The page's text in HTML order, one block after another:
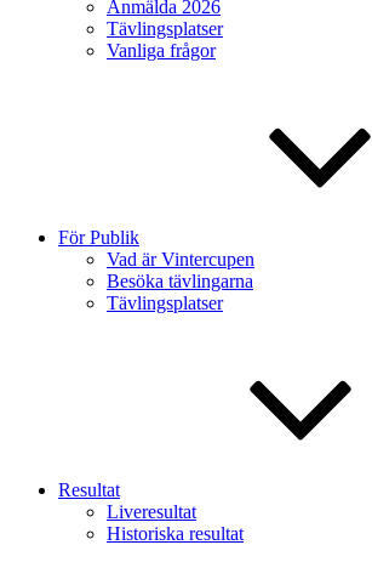
Anmälda 2026
Tävlingsplatser
Vanliga frågor
För Publik
Vad är Vintercupen
Besöka tävlingarna
Tävlingsplatser
Resultat
Liveresultat
Historiska resultat